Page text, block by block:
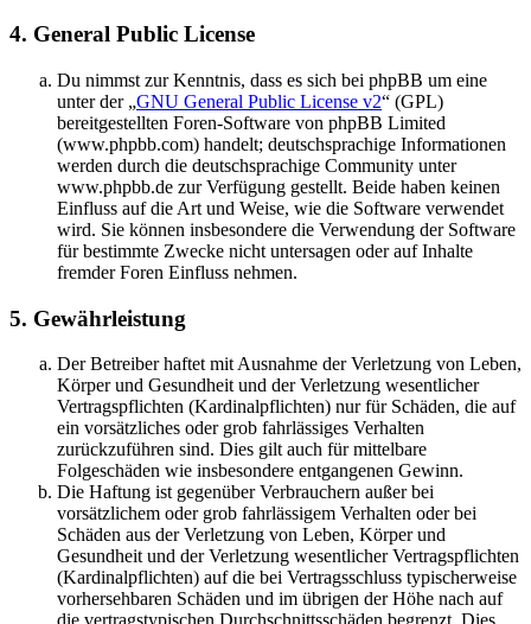
4. General Public License
Du nimmst zur Kenntnis, dass es sich bei phpBB um eine
unter der „GNU General Public License v2“ (GPL)
bereitgestellten Foren-Software von phpBB Limited
(www.phpbb.com) handelt; deutschsprachige Informationen
werden durch die deutschsprachige Community unter
www.phpbb.de zur Verfügung gestellt. Beide haben keinen
Einfluss auf die Art und Weise, wie die Software verwendet
wird. Sie können insbesondere die Verwendung der Software
für bestimmte Zwecke nicht untersagen oder auf Inhalte
fremder Foren Einfluss nehmen.
5. Gewährleistung
Der Betreiber haftet mit Ausnahme der Verletzung von Leben,
Körper und Gesundheit und der Verletzung wesentlicher
Vertragspflichten (Kardinalpflichten) nur für Schäden, die auf
ein vorsätzliches oder grob fahrlässiges Verhalten
zurückzuführen sind. Dies gilt auch für mittelbare
Folgeschäden wie insbesondere entgangenen Gewinn.
Die Haftung ist gegenüber Verbrauchern außer bei
vorsätzlichem oder grob fahrlässigem Verhalten oder bei
Schäden aus der Verletzung von Leben, Körper und
Gesundheit und der Verletzung wesentlicher Vertragspflichten
(Kardinalpflichten) auf die bei Vertragsschluss typischerweise
vorhersehbaren Schäden und im übrigen der Höhe nach auf